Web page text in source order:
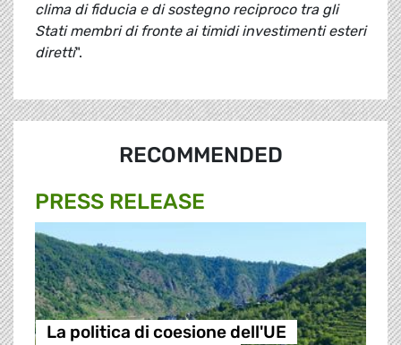
clima di fiducia e di sostegno reciproco tra gli
Stati membri di fronte ai timidi investimenti esteri
diretti".
RECOMMENDED
PRESS RELEASE
La politica di coesione dell'UE